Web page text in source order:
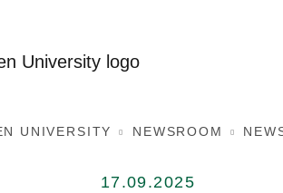
UNIVERSITY NEWSROOM
17.09.2025